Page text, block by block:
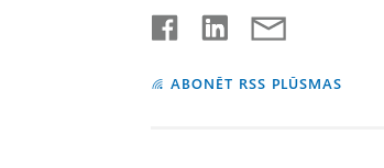
ABONĒT RSS PLŪSMAS